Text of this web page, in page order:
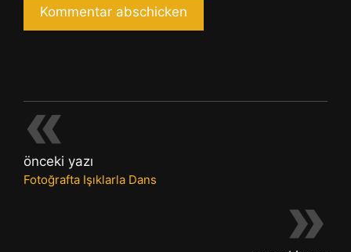
«
önceki yazı
Fotoğrafta Işıklarla Dans
»